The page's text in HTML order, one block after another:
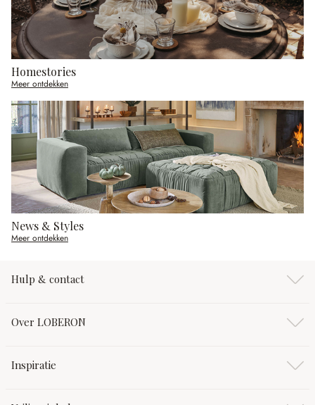
Homestories
Meer ontdekken
News & Styles
Meer ontdekken
Hulp & contact
Over LOBERON
Inspiratie